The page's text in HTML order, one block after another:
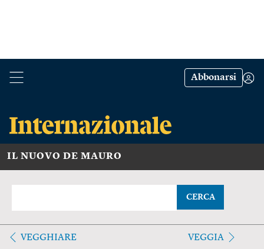
Abbonarsi
IL NUOVO DE MAURO
CERCA
VEGGHIARE VEGGIA